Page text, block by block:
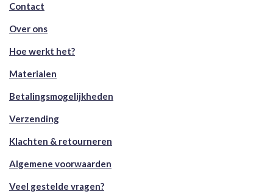
Contact
Over ons
Hoe werkt het?
Materialen
Betalingsmogelijkheden
Verzending
Klachten & retourneren
Algemene voorwaarden
Veel gestelde vragen?